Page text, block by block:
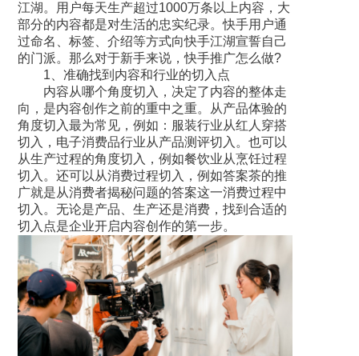
江湖。用户每天生产超过1000万条以上内容，大
部分的内容都是对生活的忠实纪录。快手用户通
过命名、标签、介绍等方式向快手江湖宣誓自己
的门派。那么对于新手来说，快手推广怎么做?
1、准确找到内容和行业的切入点
内容从哪个角度切入，决定了内容的整体走
向，是内容创作之前的重中之重。从产品体验的
角度切入最为常见，例如：服装行业从红人穿搭
切入，电子消费品行业从产品测评切入。也可以
从生产过程的角度切入，例如餐饮业从烹饪过程
切入。还可以从消费过程切入，例如答案茶的推
广就是从消费者揭秘问题的答案这一消费过程中
切入。无论是产品、生产还是消费，找到合适的
切入点是企业开启内容创作的第一步。